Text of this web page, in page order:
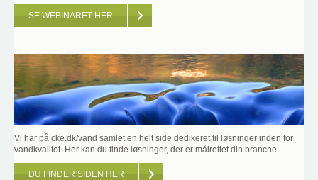
SE WEBINARET HER
Vi har på cke.dk/vand samlet en helt side dedikeret til løsninger inden for
vandkvalitet. Her kan du finde løsninger, der er målrettet din branche.
DU FINDER SIDEN HER